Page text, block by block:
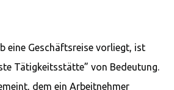
eine Geschäftsreise vorliegt, ist
Tätigkeitsstätte” von Bedeutung.
dem ein Arbeitnehmer